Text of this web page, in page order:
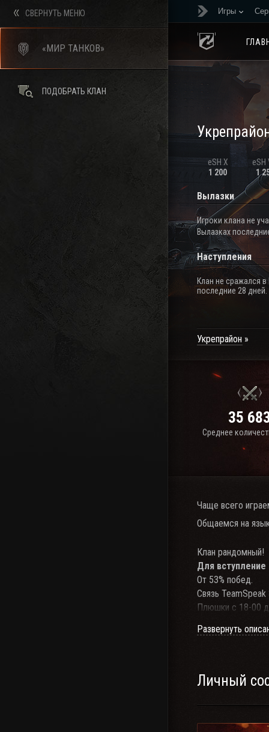
Игры
eSH X
1 200
eSH
1
Вылазки
Игроки клана не
Вылазках
Наступления
Клан не сражался в
последние 28 дней.
Укрепрайон
35
Среднее
Чаще всего
Общаемся на
Клан рандомный!
Для
От 53% побед.
Связь
Плюшки с 18-00
офицерским
Развернуть
Личный
СВЕРНУТЬ МЕНЮ
«МИР ТАНКОВ»
ПОДОБРАТЬ КЛАН